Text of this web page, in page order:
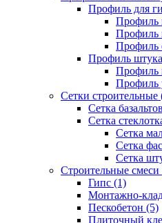
Профиль для
Профиль
Профиль
Профиль
Профиль
Профиль
Профиль
Сетки строительные
Сетка
Сетка
Сетка
Сетка
Сетка
Строительные смеси
Гипс (1)
Монтажно-
Пескобетон (5)
Плиточный